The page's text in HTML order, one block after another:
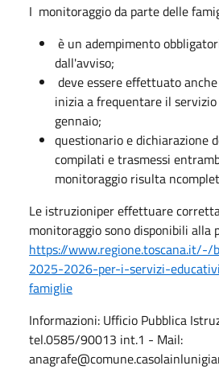
I monitoraggio da parte delle
è un adempimento
dall'avviso;
deve essere effettuato
inizia a frequentare il servizio
gennaio;
questionario e dichiarazione
compilati e trasmessi
monitoraggio risulta
Le istruzioniper effettuare
monitoraggio sono disponibili alla
https://
2025-2026-per-i-servizi-
famiglie
Informazioni: Ufficio Pubblica
tel.0585/90013 int.1 - Mail:
anagrafe